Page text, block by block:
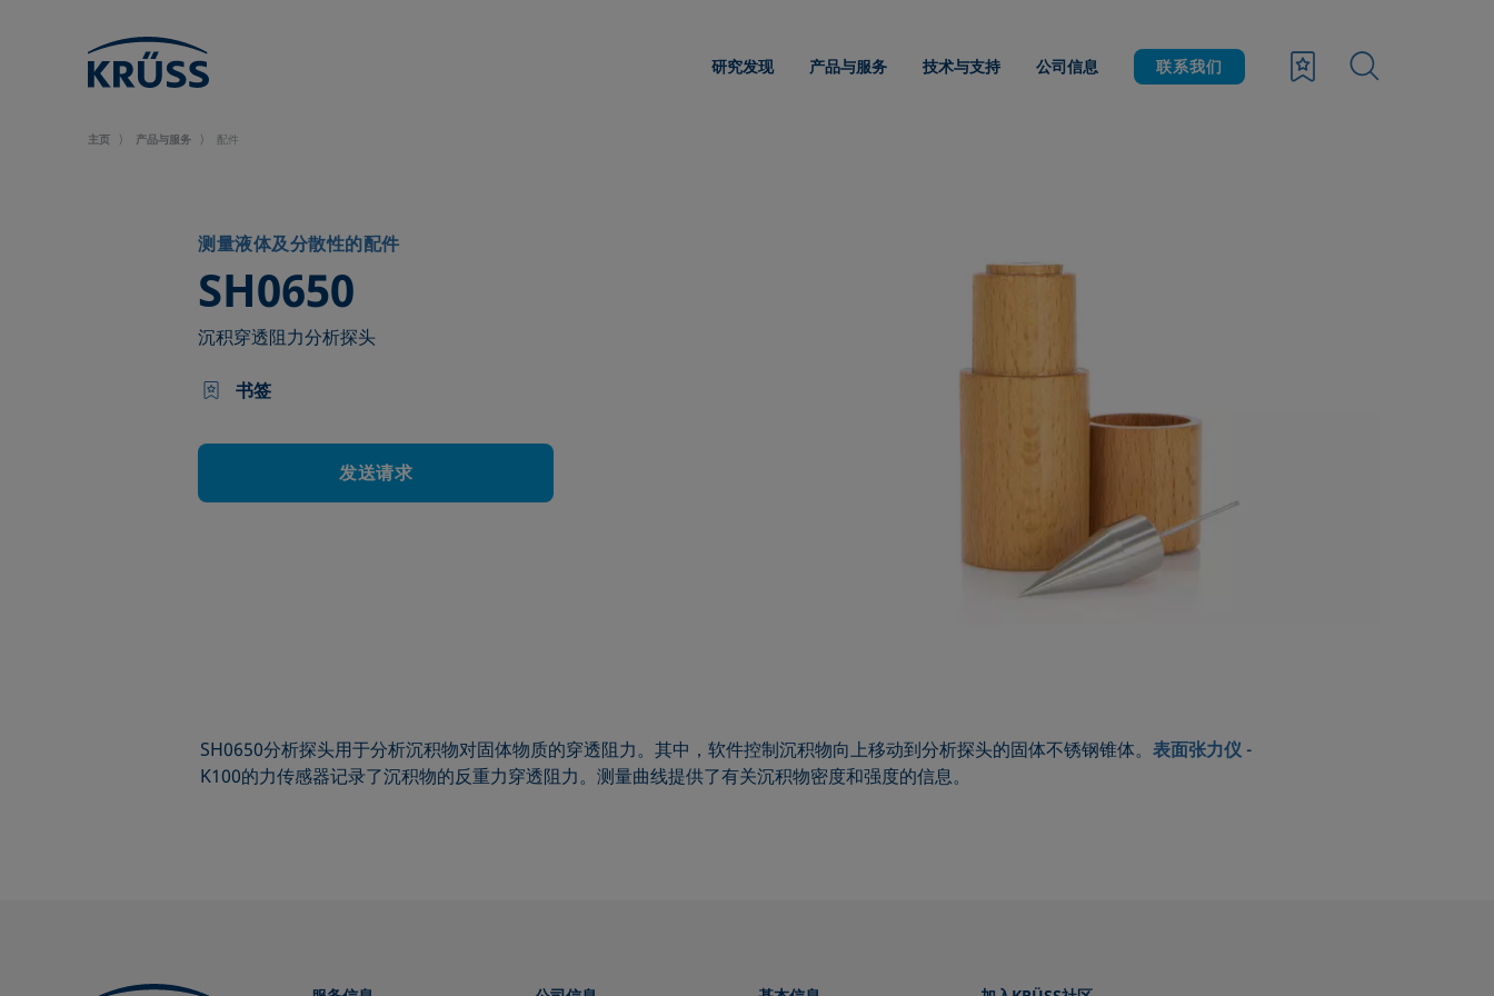
研究发现 产品与服务 技术与支持 公司信息 联系我们
主页 产品与服务 配件
测量液体及分散性的配件
SH0650
–
沉积穿透阻力分析探头
书签
发送请求
SH0650分析探头用于分析沉积物对固体物质的穿透阻力。其中，软件控制沉积物向上移动到分析探头的固体不锈钢锥体。 表面张力仪-
K100的力传感器记录了沉积物的反重力穿透阻力。测量曲线提供了有关沉积物密度和强度的信息。